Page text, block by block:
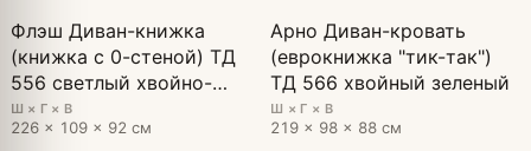
Флэш Диван-книжка
(книжка с 0-стеной) ТД
556 светлый хвойно-
зеленый
Ш × Г × В
226 × 109 × 92 см
Арно Диван-кровать
(еврокнижка "тик-так")
ТД 566 хвойный зеленый
Ш × Г × В
219 × 98 × 88 см